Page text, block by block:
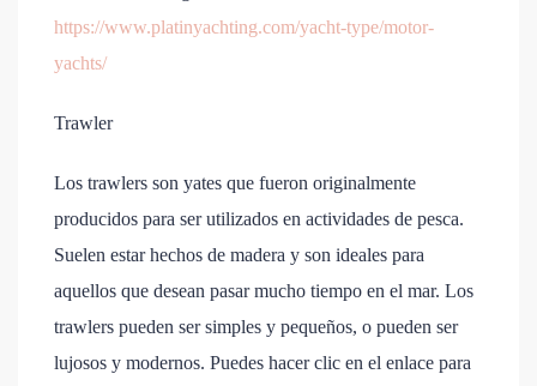
https://www.platinyachting.com/yacht-type/motor-
yachts/
Trawler
Los trawlers son yates que fueron originalmente
producidos para ser utilizados en actividades de pesca.
Suelen estar hechos de madera y son ideales para
aquellos que desean pasar mucho tiempo en el mar. Los
trawlers pueden ser simples y pequeños, o pueden ser
lujosos y modernos. Puedes hacer clic en el enlace para